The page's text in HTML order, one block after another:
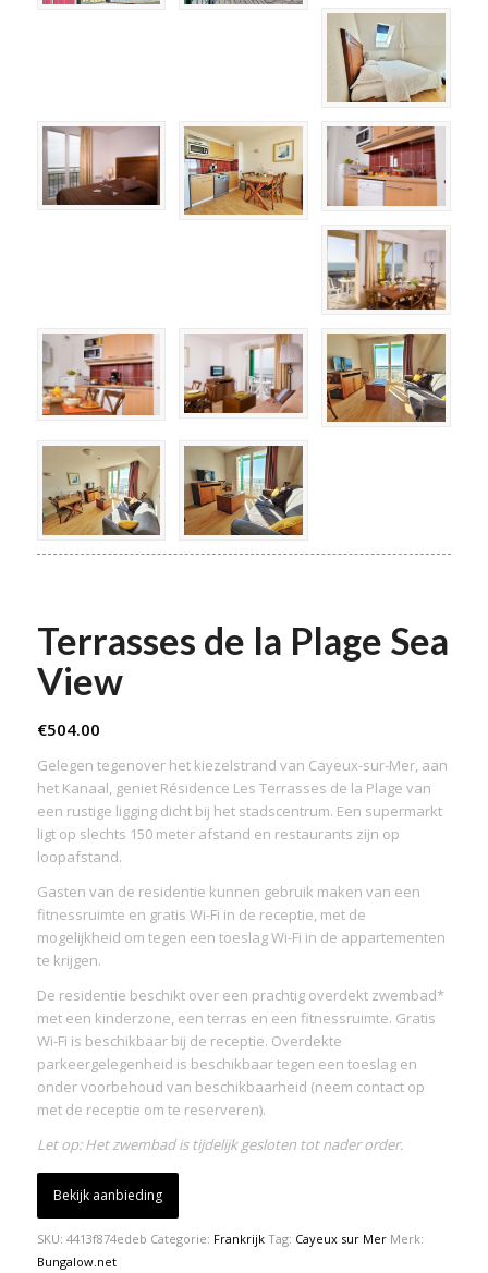
Terrasses de la Plage Sea
View
€504.00
Gelegen tegenover het kiezelstrand van Cayeux-sur-Mer, aan
het Kanaal, geniet Résidence Les Terrasses de la Plage van
een rustige ligging dicht bij het stadscentrum. Een supermarkt
ligt op slechts 150 meter afstand en restaurants zijn op
loopafstand.
Gasten van de residentie kunnen gebruik maken van een
fitnessruimte en gratis Wi-Fi in de receptie, met de
mogelijkheid om tegen een toeslag Wi-Fi in de appartementen
te krijgen.
De residentie beschikt over een prachtig overdekt zwembad*
met een kinderzone, een terras en een fitnessruimte. Gratis
Wi-Fi is beschikbaar bij de receptie. Overdekte
parkeergelegenheid is beschikbaar tegen een toeslag en
onder voorbehoud van beschikbaarheid (neem contact op
met de receptie om te reserveren).
Let op: Het zwembad is tijdelijk gesloten tot nader order.
Bekijk aanbieding
SKU: 4413f874edeb Categorie: Frankrijk Tag: Cayeux sur Mer Merk:
Bungalow.net